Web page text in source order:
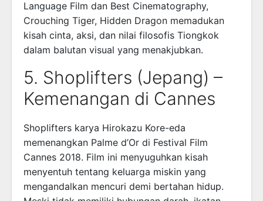
Language Film dan Best Cinematography,
Crouching Tiger, Hidden Dragon memadukan
kisah cinta, aksi, dan nilai filosofis Tiongkok
dalam balutan visual yang menakjubkan.
5. Shoplifters (Jepang) –
Kemenangan di Cannes
Shoplifters karya Hirokazu Kore-eda
memenangkan Palme d’Or di Festival Film
Cannes 2018. Film ini menyuguhkan kisah
menyentuh tentang keluarga miskin yang
mengandalkan mencuri demi bertahan hidup.